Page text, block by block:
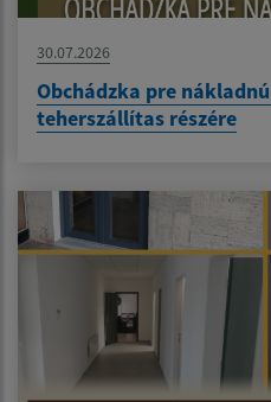
30.07.2026
Obchádzka pre
teherszállítas részére